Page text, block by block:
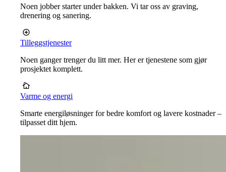
Noen jobber starter under bakken. Vi tar oss av graving,
drenering og sanering.
Tilleggstjenester
Noen ganger trenger du litt mer. Her er tjenestene som gjør
prosjektet komplett.
Varme og energi
Smarte energiløsninger for bedre komfort og lavere kostnader –
tilpasset ditt hjem.